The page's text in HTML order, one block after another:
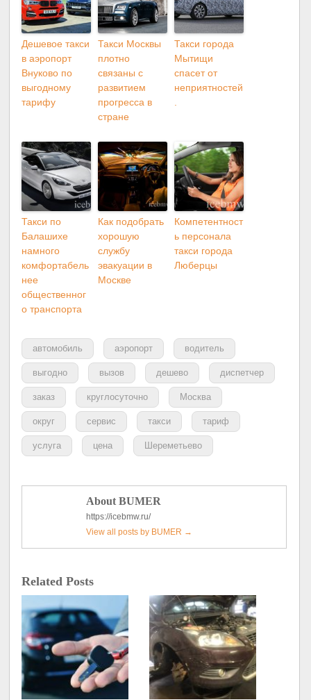
Дешевое такси
в аэропорт
Внуково по
выгодному
тарифу
Такси Москвы
плотно
связаны с
развитием
прогресса в
стране
Такси города
Мытищи
спасет от
неприятностей
Такси по
Балашихе
намного
комфортабель
нее
общественног
о транспорта
Как подобрать
хорошую
службу
эвакуации в
Москве
Компетентност
ь персонала
такси города
Люберцы
автомобиль аэропорт водитель
выгодно вызов дешево диспетчер
заказ круглосуточно Москва
округ сервис такси тариф
услуга цена Шереметьево
About BUMER
https://icebmw.ru/
View all posts by BUMER →
Related Posts